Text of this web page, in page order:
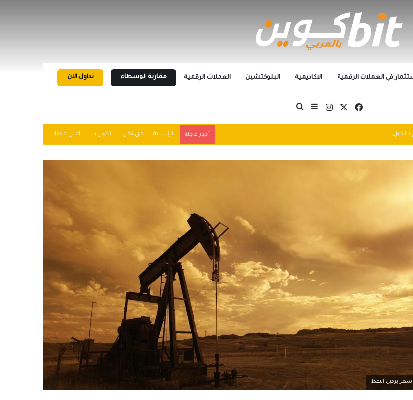
تداول الان في العملات الرقمية الاكاديمية البلوكتشين العملات الرقمية مقارنة الوسطاء
فيسبوكانستقرامإضافة عمود جانبي
بحث عن
أخبار عاجلة الرئيسية من نحن اتصل بنا اعلن معنا
سعر برميل النفط